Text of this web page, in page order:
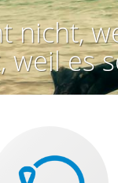
nicht,
weil es